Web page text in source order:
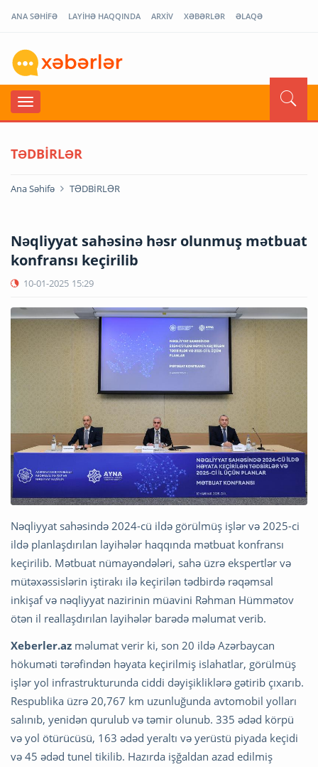
ANA SƏHİFƏ LAYİHƏ HAQQINDA ARXİV XƏBƏRLƏR ƏLAQƏ
TƏDBİRLƏR
Ana Səhifə TƏDBİRLƏR
Nəqliyyat sahəsinə həsr olunmuş mətbuat
konfransı keçirilib
10-01-2025 15:29
Nəqliyyat sahəsində 2024-cü ildə görülmüş işlər və 2025-ci
ildə planlaşdırılan layihələr haqqında mətbuat konfransı
keçirilib. Mətbuat nümayəndələri, sahə üzrə ekspertlər və
mütəxəssislərin iştirakı ilə keçirilən tədbirdə rəqəmsal
inkişaf və nəqliyyat nazirinin müavini Rəhman Hümmətov
ötən il reallaşdırılan layihələr barədə məlumat verib.
Xeberler.az məlumat verir ki, son 20 ildə Azərbaycan
hökuməti tərəfindən həyata keçirilmiş islahatlar, görülmüş
işlər yol infrastrukturunda ciddi dəyişikliklərə gətirib çıxarıb.
Respublika üzrə 20,767 km uzunluğunda avtomobil yolları
salınıb, yenidən qurulub və təmir olunub. 335 ədəd körpü
və yol ötürücüsü, 163 ədəd yeraltı və yerüstü piyada keçidi
və 45 ədəd tunel tikilib. Hazırda işğaldan azad edilmiş